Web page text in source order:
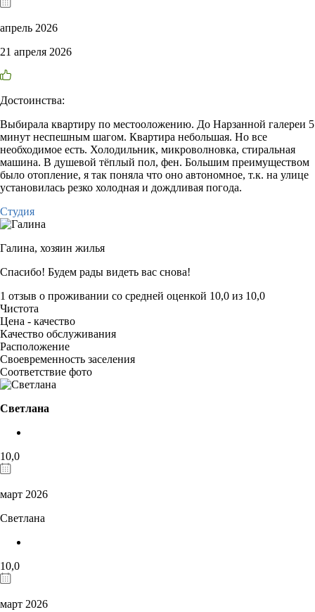
апрель 2026
21 апреля 2026
Достоинства:
Выбирала квартиру по местооложению. До Нарзанной галереи 5
минут неспешным шагом. Квартира небольшая. Но все
необходимое есть. Холодильник, микроволновка, стиральная
машина. В душевой тёплый пол, фен. Большим преимуществом
было отопление, я так поняла что оно автономное, т.к. на улице
установилась резко холодная и дождливая погода.
Студия
Галина, хозяин жилья
Спасибо! Будем рады видеть вас снова!
1 отзыв о проживании со средней оценкой 10,0 из 10,0
Чистота
Цена - качество
Качество обслуживания
Расположение
Своевременность заселения
Соответствие фото
Светлана
10,0
март 2026
Светлана
10,0
март 2026